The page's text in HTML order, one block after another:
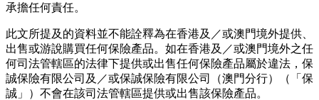
承擔任何責任。
此文所提及的資料並不能詮釋為在香港及／或澳門境外提供、
出售或游說購買任何保險產品。如在香港及／或澳門境外之任
何司法管轄區的法律下提供或出售任何保險產品屬於違法，保
誠保險有限公司及／或保誠保險有限公司（澳門分行）（「保
誠」）不會在該司法管轄區提供或出售該保險產品。